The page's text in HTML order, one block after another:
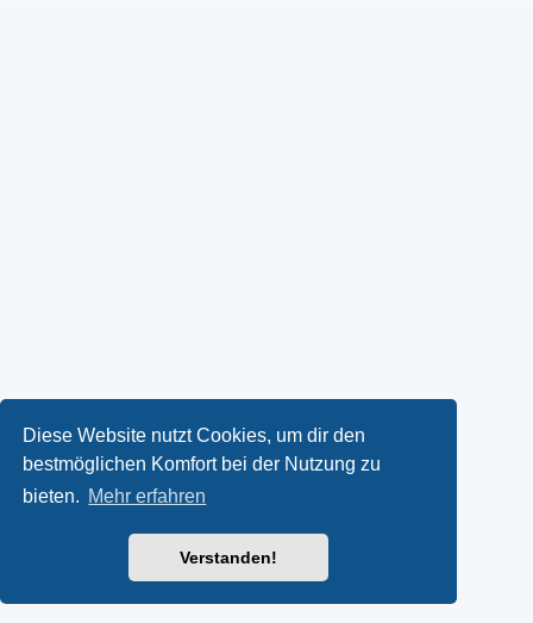
Diese Website nutzt Cookies, um dir den
bestmöglichen Komfort bei der Nutzung zu
bieten. Mehr erfahren
Verstanden!